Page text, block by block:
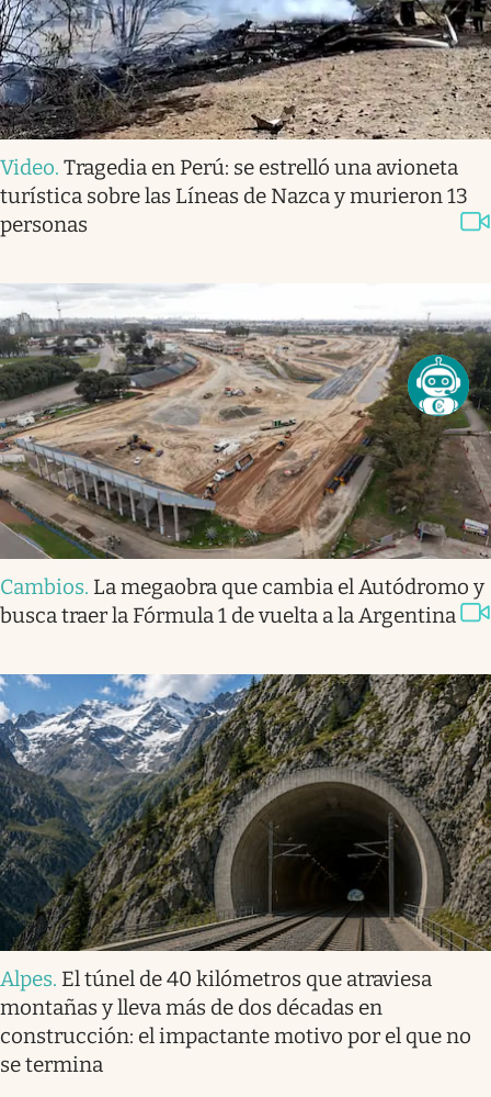
Video. Tragedia en Perú: se estrelló una avioneta
turística sobre las Líneas de Nazca y murieron 13
personas
Cambios. La megaobra que cambia el Autódromo y
busca traer la Fórmula 1 de vuelta a la Argentina
Alpes. El túnel de 40 kilómetros que atraviesa
montañas y lleva más de dos décadas en
construcción: el impactante motivo por el que no
se termina